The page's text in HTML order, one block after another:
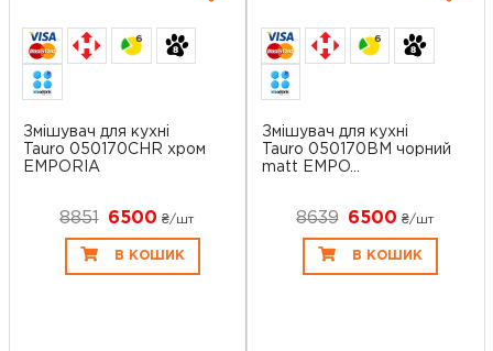
6
Змішувач для кухні
Tauro 050170CHR хром
EMPORIA
8851 6500₴/шт
В КОШИК
6
Змішувач для кухні
Tauro 050170BM чорний
matt EMPO...
8639 6500₴/шт
В КОШИК